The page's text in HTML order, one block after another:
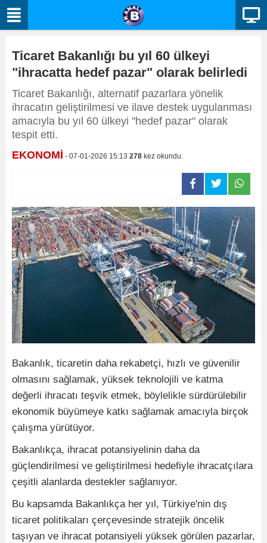
Ticaret Bakanlığı bu yıl 60 ülkeyi
"ihracatta hedef pazar" olarak belirledi
Ticaret Bakanlığı, alternatif pazarlara yönelik
ihracatın geliştirilmesi ve ilave destek uygulanması
amacıyla bu yıl 60 ülkeyi "hedef pazar" olarak
tespit etti.
EKONOMİ - 07-01-2026 15:13 278 kez okundu.
Bakanlık, ticaretin daha rekabetçi, hızlı ve güvenilir
olmasını sağlamak, yüksek teknolojili ve katma
değerli ihracatı teşvik etmek, böylelikle sürdürülebilir
ekonomik büyümeye katkı sağlamak amacıyla birçok
çalışma yürütüyor.
Bakanlıkça, ihracat potansiyelinin daha da
güçlendirilmesi ve geliştirilmesi hedefiyle ihracatçılara
çeşitli alanlarda destekler sağlanıyor.
Bu kapsamda Bakanlıkça her yıl, Türkiye'nin dış
ticaret politikaları çerçevesinde stratejik öncelik
taşıyan ve ihracat potansiyeli yüksek görülen pazarlar,